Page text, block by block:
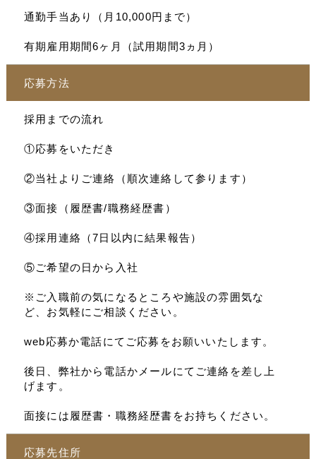
通勤手当あり（月10,000円まで）
有期雇用期間6ヶ月（試用期間3ヵ月）
応募方法
採用までの流れ
①応募をいただき
②当社よりご連絡（順次連絡して参ります）
③面接（履歴書/職務経歴書）
④採用連絡（7日以内に結果報告）
⑤ご希望の日から入社
※ご入職前の気になるところや施設の雰囲気な
ど、お気軽にご相談ください。
web応募か電話にてご応募をお願いいたします。
後日、弊社から電話かメールにてご連絡を差し上
げます。
面接には履歴書・職務経歴書をお持ちください。
応募先住所